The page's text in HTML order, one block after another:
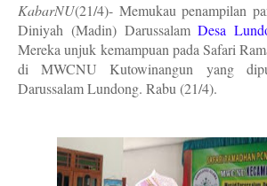
KabarNU(21/4)- Memukau penampilan
Diniyah (Madin) DarussalamDesa
Mereka unjuk kemampuan pada Safari
di MWCNU Kutowinangun yang
Darussalam Lundong. Rabu (21/4).